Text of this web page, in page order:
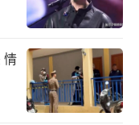
情